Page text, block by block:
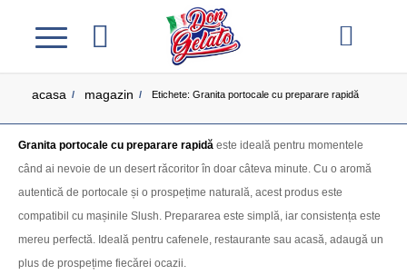
acasa / magazin / Etichete: Granita portocale cu preparare rapidă
Granita portocale cu preparare rapidă este ideală pentru momentele
când ai nevoie de un desert răcoritor în doar câteva minute. Cu o aromă
autentică de portocale și o prospețime naturală, acest produs este
compatibil cu mașinile Slush. Prepararea este simplă, iar consistența este
mereu perfectă. Ideală pentru cafenele, restaurante sau acasă, adaugă un
plus de prospețime fiecărei ocazii.